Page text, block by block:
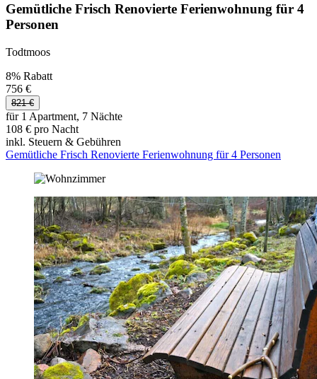
Gemütliche Frisch Renovierte Ferienwohnung für 4
Personen
Todtmoos
8% Rabatt
756 €
821 €
für 1 Apartment, 7 Nächte
108 € pro Nacht
inkl. Steuern & Gebühren
Gemütliche Frisch Renovierte Ferienwohnung für 4 Personen